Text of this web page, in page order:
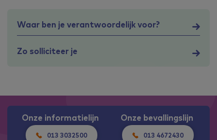
Waar ben je verantwoordelijk voor?
Zo solliciteer je
Onze informatielijn
013 3032500
Onze bevallingslijn
013 4672430